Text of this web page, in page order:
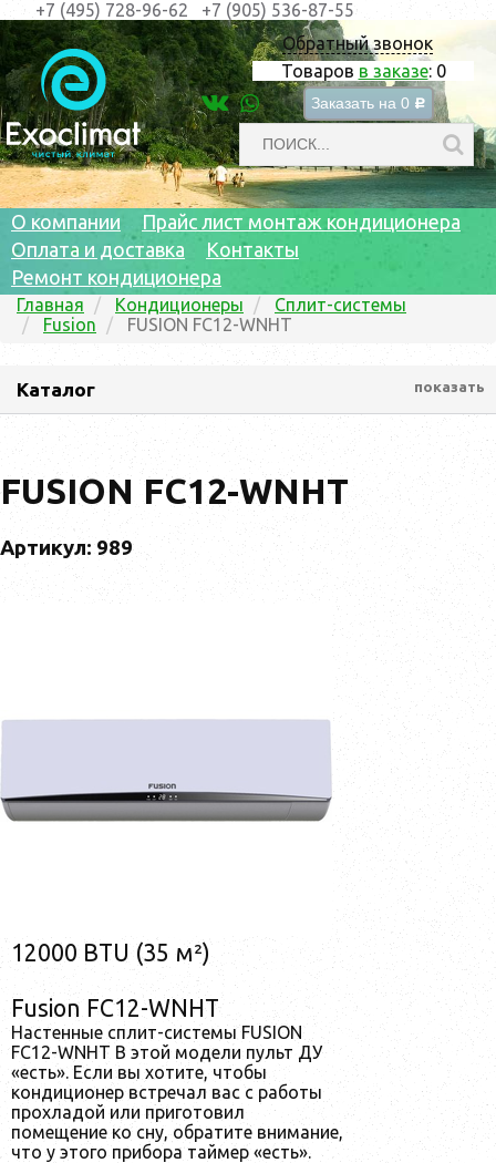
Обратный звонок
Товаров в заказе: 0
Заказать на 0 c
+7 (495) 728-96-62 +7 (905) 536-87-55
О компании
Прайс лист монтаж кондиционера
Оплата и доставка
Контакты
Ремонт кондиционера
Главная Кондиционеры
Сплит-системы
Fusion
FUSION FC12-WNHT
Каталог показать
FUSION FC12-WNHT
Артикул: 989
12000 BTU (35 м²)
Fusion FC12-WNHT
Настенные сплит-системы FUSION
FC12-WNHT В этой модели пульт ДУ
«есть». Если вы хотите, чтобы
кондиционер встречал вас с работы
прохладой или приготовил
помещение ко сну, обратите внимание,
что у этого прибора таймер «есть».